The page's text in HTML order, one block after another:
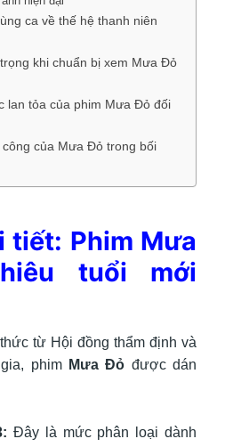
ca về thế hệ thanh niên
khi chuẩn bị xem Mưa Đỏ
lan tỏa của phim Mưa Đỏ đối
của Mưa Đỏ trong bối
tiết: Phim Mưa
tuổi mới
từ Hội đồng thẩm định và
phim Mưa Đỏ được dán
Đây là mức phân loại dành